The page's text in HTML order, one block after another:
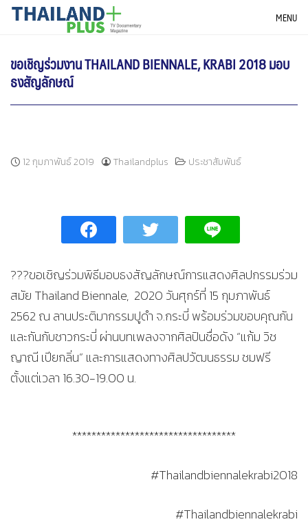
SkipTHAILANDPLUS NEWS MENU
ขอเชิญร่วมงาน THAILAND BIENNALE, KRABI 2018 มอบ
ธงสัญลักษณ์
12 กุมภาพันธ์ 2019 Thailandplus ประชาสัมพันธ์
???ขอเชิญร่วมพิธีมอบธงสัญลักษณ์การแสดงศิลปกรรมร่วม
สมัย Thailand Biennale, 2020 วันศุกร์ที่ 15 กุมภาพันธ์
2562 ณ ลานประติมากรรมปูดำ จ.กระบี่ พร้อมร่วมขอบคุณกัน
และกันกับชาวกระบี่ ผ่านบทเพลงจากศิลปินชื่อดัง “แก้ม วิช
ญาณี เปียกลิ่น” และการแสดงทางศิลปวัฒนธรรม ชมฟรี
ตั้งแต่เวลา 16.30-19.00 น.
**********************************
#Thailandbiennalekrabi2018
#Thailandbiennalekrabi